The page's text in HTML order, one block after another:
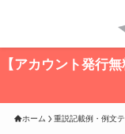
【アカウント発行
ホーム 重説記載例・例文